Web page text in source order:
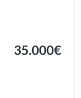
35.000€